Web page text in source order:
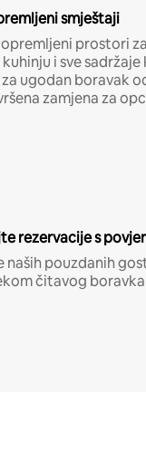
smještaji
prostori
i sve sadržaje
ugodan boravak
zamjena za
rezervacije s
naših pouzdanih
čitavog